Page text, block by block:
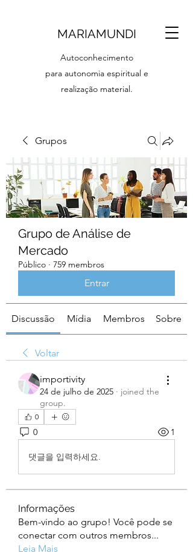
MARIAMUNDI
Autoconhecimento
para autonomia espiritual e
realização material.
Grupos
Grupo de Análise de
Mercado
Público · 759 membros
Entrar
Discussão Mídia Membros Sobre
Voltar
importivity
24 de julho de 2025 · joined the
group.
0
0 1
댓글을 입력하세요.
Informações
Bem-vindo ao grupo! Você pode se
conectar com outros membros...
Leia Mais